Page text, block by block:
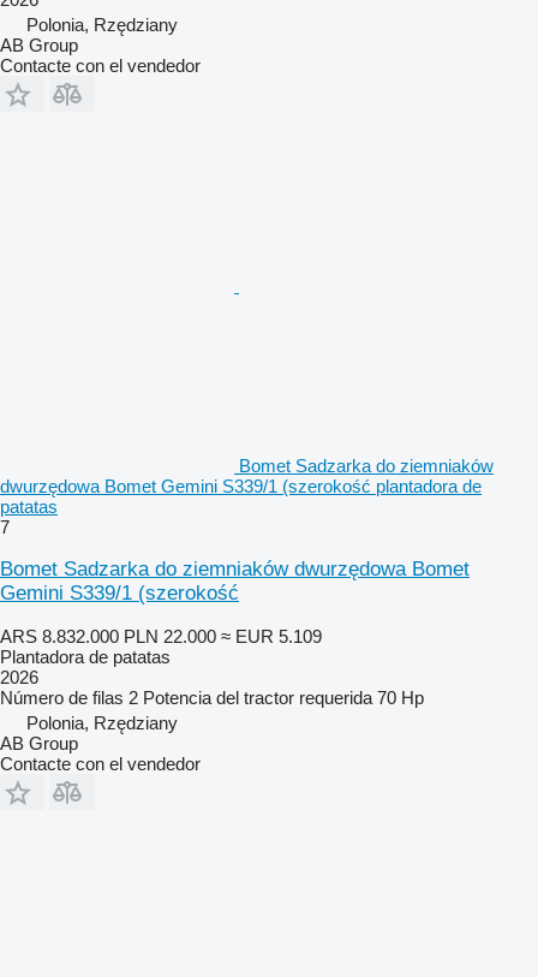
Polonia, Rzędziany
AB Group
Contacte con el vendedor
Bomet Sadzarka do ziemniaków
dwurzędowa Bomet Gemini S339/1 (szerokość plantadora de
patatas
7
Bomet Sadzarka do ziemniaków dwurzędowa Bomet
Gemini S339/1 (szerokość
ARS 8.832.000 PLN 22.000 ≈ EUR 5.109
Plantadora de patatas
2026
Número de filas 2 Potencia del tractor requerida 70 Hp
Polonia, Rzędziany
AB Group
Contacte con el vendedor